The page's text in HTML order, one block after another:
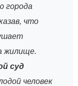
города
что
жилище.
суд
человек